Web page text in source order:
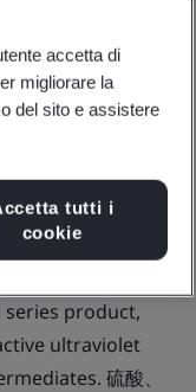
Ltd
and sales of
sulfate,
chloride,
product,
ultraviolet
硫酸、
accetta di
migliorare la
del sito e assistere
tutti i
cookie